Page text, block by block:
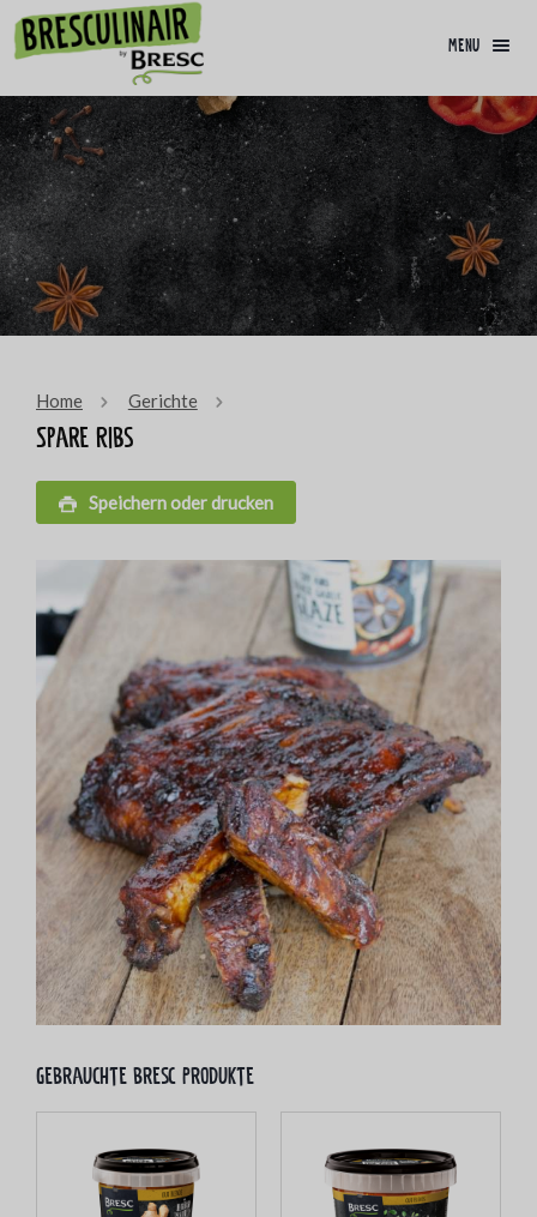
menu
Home Gerichte
Spare Ribs
Speichern oder drucken
Gebrauchte bresc Produkte